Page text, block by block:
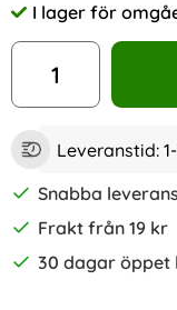
Tillgänglighet:
I lager för
antal
Leveranstid:
Snabba
Frakt från 19 kr
30 dagar öppet